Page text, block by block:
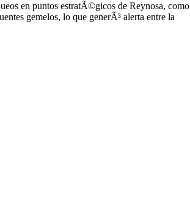
en puntos estratÃ©gicos de Reynosa, como
gemelos, lo que generÃ³ alerta entre la